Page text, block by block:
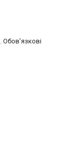
Обов’язкові